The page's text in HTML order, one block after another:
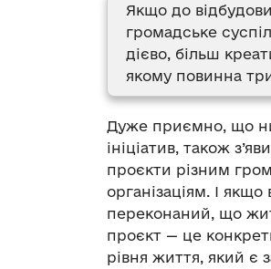
Якщо до
громадське
дієво, більш
якому повинна
Дуже приємно, що
ініціатив, також
проєкти різним
організаціям. І
переконаний, що
проєкт — це
рівня життя, який є